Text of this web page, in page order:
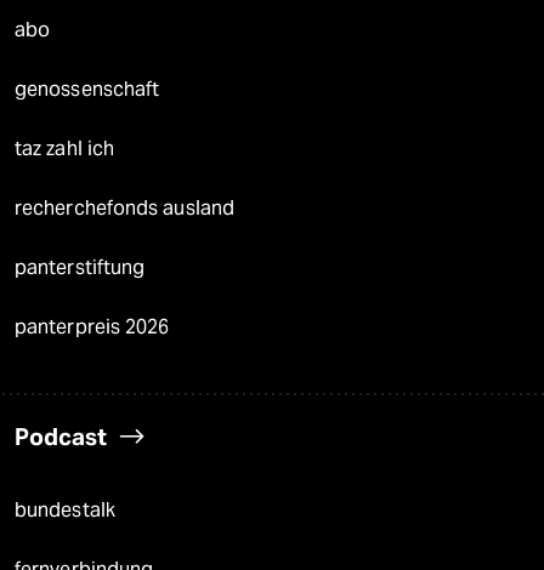
abo
genossenschaft
taz zahl ich
recherchefonds ausland
panterstiftung
panterpreis 2026
Podcast
bundestalk